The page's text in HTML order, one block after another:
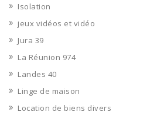
Isolation
jeux vidéos et vidéo
Jura 39
La Réunion 974
Landes 40
Linge de maison
Location de biens divers